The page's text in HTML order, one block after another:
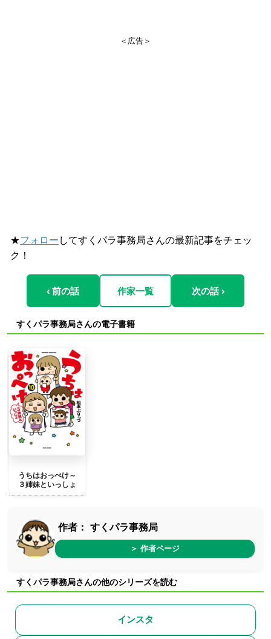
＜広告＞
★フォロー してすくパラ事務局さんの最新記事をチェッ
ク！
‹ 前の話 作家一覧 次の話 ›
すくパラ事務局さんの電子書籍
うちはおっぺけ～
３姉妹といっしょ
作者： すくパラ事務局
＞ 作者ページ
すくパラ事務局さんの他のシリーズを読む
インスタ